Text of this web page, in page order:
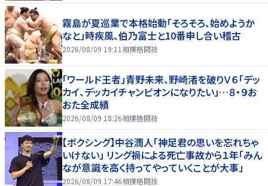
霧島が夏巡業で本格始動「そろそろ、始めようか
なと」時疾風、伯乃富士と10番申し合い稽古
2026/08/09 19:11 相撲格闘技
「ワールド王者」青野未来、野崎渚を破りＶ６「デッ
カイ、デッカイチャンピオンになりたい」…８・９お
おた全成績
2026/08/09 18:26相撲格闘技
【ボクシング】中谷潤人「神足君の思いを忘れちゃ
いけない」 リング禍による死亡事故から１年「みん
なが意識を高く持ってやっていくことが大事」
2026/08/09 17:46相撲格闘技